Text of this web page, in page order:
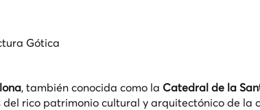
Gótica
, también conocida como la Catedral de la
del rico patrimonio cultural y arquitectónico de la